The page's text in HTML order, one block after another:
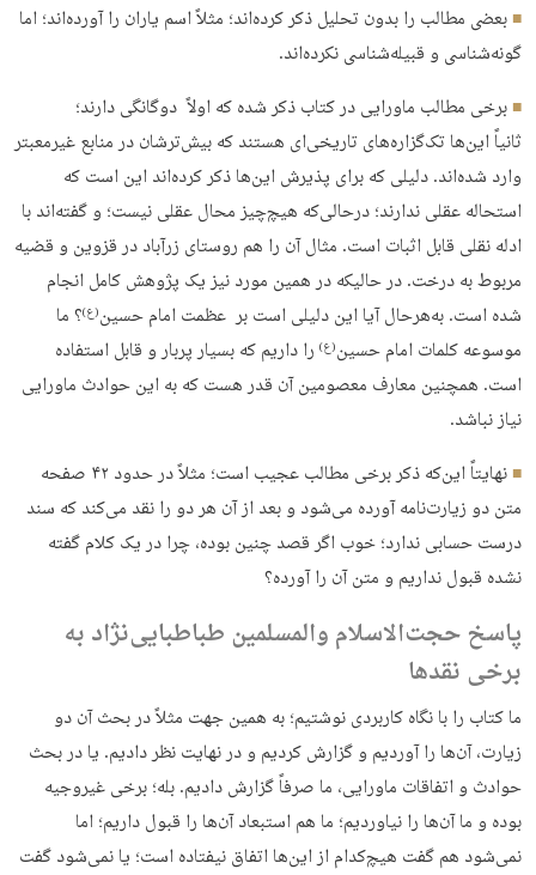
بعضی مطالب را بدون تحلیل ذکر کرده‌اند؛ مثلاً اسم یاران را آورده‌اند؛ اما
گونه‌شناسی و قبیله‌شناسی نکرده‌اند.
برخی مطالب ماورایی در کتاب ذکر شده که اولاً دوگانگی دارند؛
ثانیاً این‌ها تک‌گزاره‌های تاریخی‌ای هستند که بیش‌ترشان در منابع غیرمعبتر
وارد شده‌اند. دلیلی که برای پذیرش این‌ها ذکر کرده‌اند این است که
استحاله عقلی ندارند؛ درحالی‌که هیچ‌چیز محال عقلی نیست؛ و گفته‌اند با
ادله نقلی قابل اثبات است. مثال آن را هم روستای زرآباد در قزوین و قضیه
مربوط به درخت. در حالیکه در همین مورد نیز یک پژوهش کامل انجام
شده است. به‌هر‌حال آیا این دلیلی است بر عظمت امام حسین(ع)؟ ما
موسوعه کلمات امام حسین(ع) را داریم که بسیار پربار و قابل استفاده
است. همچنین معارف معصومین آن قدر هست که به این حوادث ماورایی
نیاز نباشد.
نهایتاً این‌که ذکر برخی مطالب عجیب است؛ مثلاً در حدود ۴۲ صفحه
متن دو زیارت‌نامه آورده می‌شود و بعد از آن هر دو را نقد می‌کند که سند
درست حسابی ندارد؛ خوب اگر قصد چنین بوده، چرا در یک کلام گفته
نشده قبول نداریم و متن آن را آورده؟
پاسخ حجت‌الاسلام والمسلمین طباطبایی‌نژاد به
برخی نقدها
ما کتاب را با نگاه کاربردی نوشتیم؛ به همین جهت مثلاً در بحث آن دو
زیارت، آن‌ها را آوردیم و گزارش کردیم و در نهایت نظر دادیم. یا در بحث
حوادث و اتفاقات ماورایی، ما صرفاً گزارش دادیم. بله؛ برخی غیروجیه
بوده و ما آن‌ها را نیاوردیم؛ ما هم استبعاد آن‌ها را قبول داریم؛ اما
نمی‌شود هم گفت هیچ‌کدام از این‌ها اتفاق نیفتاده است؛ یا نمی‌شود گفت